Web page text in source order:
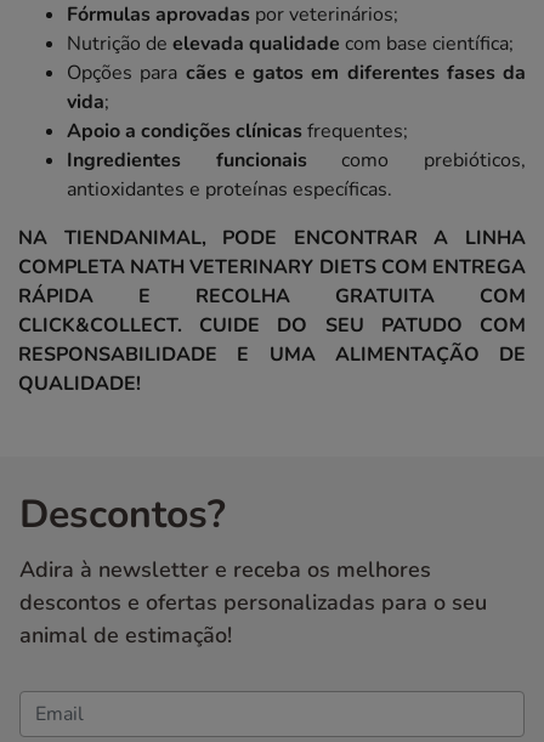
Fórmulas aprovadas por veterinários;
Nutrição de elevada qualidade com base científica;
Opções para cães e gatos em diferentes fases da
vida;
Apoio a condições clínicas frequentes;
Ingredientes funcionais como prebióticos,
antioxidantes e proteínas específicas.
NA TIENDANIMAL, PODE ENCONTRAR A LINHA
COMPLETA NATH VETERINARY DIETS COM ENTREGA
RÁPIDA E RECOLHA GRATUITA COM
CLICK&COLLECT. CUIDE DO SEU PATUDO COM
RESPONSABILIDADE E UMA ALIMENTAÇÃO DE
QUALIDADE!
Descontos?
Adira à newsletter e receba os melhores
descontos e ofertas personalizadas para o seu
animal de estimação!